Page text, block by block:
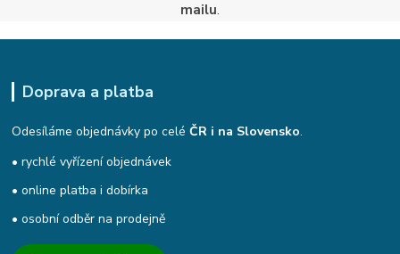
mailu.
Doprava a platba
Odesíláme objednávky po celéČR i na Slovensko.
• rychlé vyřízení objednávek
• online platba i dobírka
• osobní odběr na prodejně